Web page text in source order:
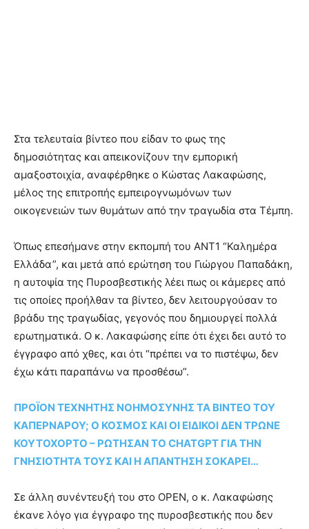
Στα τελευταία βίντεο που είδαν το φως της
δημοσιότητας και απεικονίζουν την εμπορική
αμαξοστοιχία, αναφέρθηκε ο Κώστας Λακαφώσης,
μέλος της επιτροπής εμπειρογνωμόνων των
οικογενειών των θυμάτων από την τραγωδία στα Τέμπη.
Όπως επεσήμανε στην εκπομπή του ΑΝΤ1 “Καλημέρα
Ελλάδα”, και μετά από ερώτηση του Γιώργου Παπαδάκη,
η αυτοψία της Πυροσβεστικής λέει πως οι κάμερες από
τις οποίες προήλθαν τα βίντεο, δεν λειτουργούσαν το
βράδυ της τραγωδίας, γεγονός που δημιουργεί πολλά
ερωτηματικά. Ο κ. Λακαφώσης είπε ότι έχει δει αυτό το
έγγραφο από χθες, και ότι “πρέπει να το πιστέψω, δεν
έχω κάτι παραπάνω να προσθέσω”.
ΠΡΟΪΟΝ ΤΕΧΝΗΤΗΣ ΝΟΗΜΟΣΥΝΗΣ ΤΑ ΒΙΝΤΕΟ ΤΟΥ
ΚΑΠΕΡΝΑΡΟΥ; Ο ΚΟΣΜΟΣ ΚΑΙ ΟΙ ΕΙΔΙΚΟΙ ΔΕΝ ΤΡΩΝΕ
ΚΟΥΤΟΧΟΡΤΟ – ΡΩΤΗΣΑΝ ΤΟ CHATGPT ΓΙΑ ΤΗΝ
ΓΝΗΣΙΟΤΗΤΑ ΤΟΥΣ ΚΑΙ Η ΑΠΑΝΤΗΣΗ ΣΟΚΑΡΕΙ…
Σε άλλη συνέντευξή του στο ΟPEN, ο κ. Λακαφώσης
έκανε λόγο για έγγραφο της πυροσβεστικής που δεν